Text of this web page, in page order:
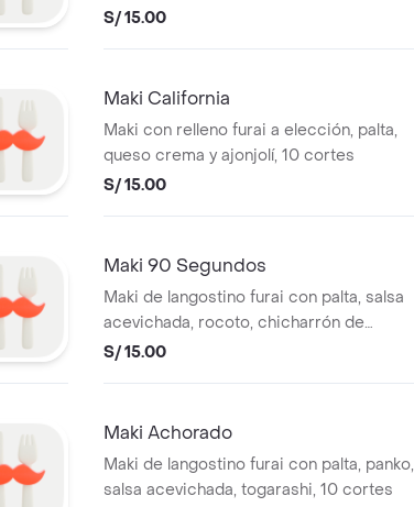
S/ 15.00
Maki California
Maki con relleno furai a elección, palta,
queso crema y ajonjolí, 10 cortes
S/ 15.00
Maki 90 Segundos
Maki de langostino furai con palta, salsa
acevichada, rocoto, chicharrón de
pescado, 10 cortes
S/ 15.00
Maki Achorado
Maki de langostino furai con palta, panko,
salsa acevichada, togarashi, 10 cortes